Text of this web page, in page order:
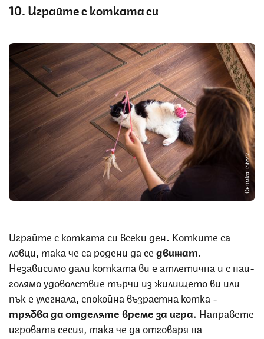
10. Играйте с котката си
Снимка: iStock
Играйте с котката си всеки ден. Котките са
ловци, така че са родени да седвижат.
Независимо дали котката ви е атлетична и с най-
голямо удоволствие търчи из жилището ви или
пък е улегнала, спокойна възрастна котка -
трябва да отделяте време за игра. Направете
игровата сесия, така че да отговаря на